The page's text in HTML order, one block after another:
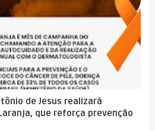
de Jesus realizará
que reforça prevenção